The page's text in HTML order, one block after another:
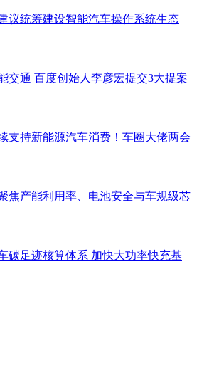
议统筹建设智能汽车操作系统生态
交通 百度创始人李彦宏提交3大提案
支持新能源汽车消费！车圈大佬两会
焦产能利用率、电池安全与车规级芯
碳足迹核算体系 加快大功率快充基